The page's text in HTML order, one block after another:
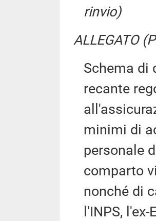
rinvio)
ALLEGATO
Schema di
recante
minimi di
personale
comparto
nonché di
l'INPS,